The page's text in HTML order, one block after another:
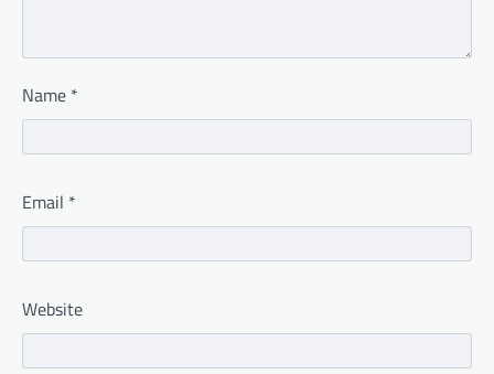
Name *
Email *
Website